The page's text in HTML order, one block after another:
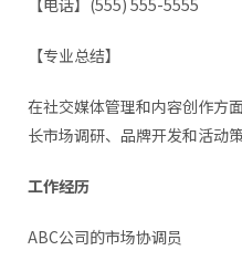
【电话】(555) 555-5555
【专业总结】
在社交媒体管理和内容创作方
长市场调研、品牌开发和活动策
工作经历
ABC公司的市场协调员